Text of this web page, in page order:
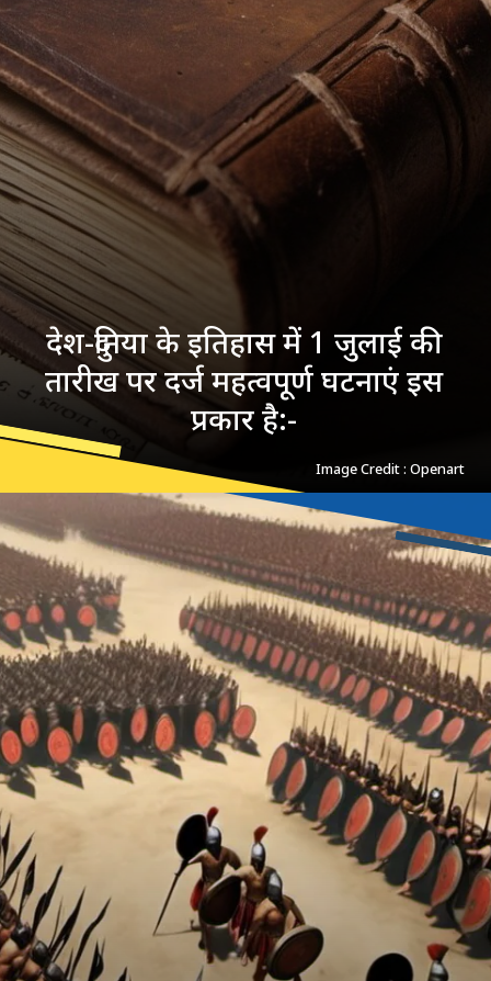
देश-दुनिया के इतिहास में 1 जुलाई की
तारीख पर दर्ज महत्वपूर्ण घटनाएं इस
प्रकार है:-
Image Credit : Openart